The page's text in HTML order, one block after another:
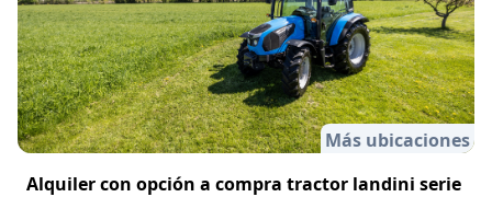
Más ubicaciones
Alquiler con opción a compra tractor landini serie